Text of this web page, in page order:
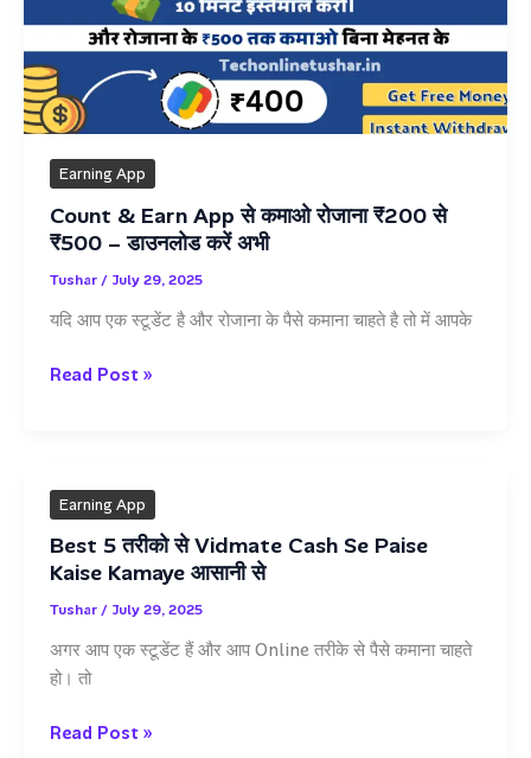
से
Earning App
Count & Earn App से कमाओ रोजाना ₹200 से
₹500 – डाउनलोड करें अभी
Tushar / July 29, 2025
यदि आप एक स्टूडेंट है और रोजाना के पैसे कमाना चाहते है तो में आपके
Count
से
कमाओ
रोजाना
₹200
से
–
डाउनलोड
अभी
Read Post »
Earning App
Best 5 तरीको से Vidmate Cash Se Paise
Kaise Kamaye आसानी से
Tushar/ July 29, 2025
अगर आप एक स्टूडेंट हैं और आप Online तरीके से पैसे कमाना चाहते
हो। तो
Best
Read Post »